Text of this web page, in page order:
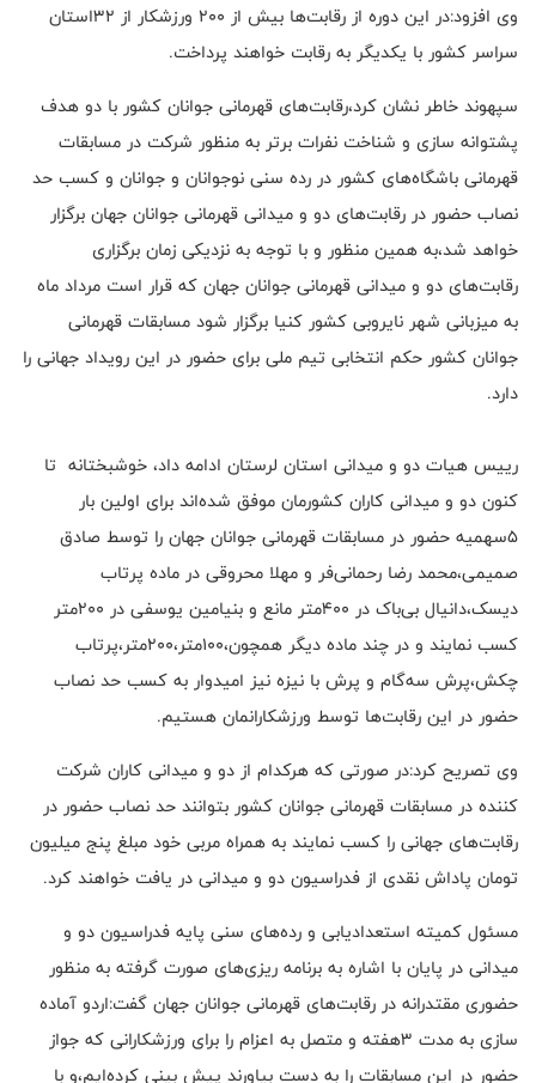
وی افزود:در این دوره از رقابت‌ها بیش از ۲۰۰ ورزشکار از ۳۲استان
سراسر کشور با یکدیگر به رقابت خواهند پرداخت.
سپهوند خاطر نشان کرد،رقابت‌های قهرمانی جوانان کشور با دو هدف
پشتوانه سازی و شناخت نفرات برتر به منظور شرکت در مسابقات
قهرمانی باشگاه‌های کشور در رده سنی نوجوانان و جوانان و کسب حد
نصاب حضور در رقابت‌های دو و میدانی قهرمانی جوانان جهان برگزار
خواهد شد،به همین منظور و با توجه به نزدیکی زمان برگزاری
رقابت‌های دو و میدانی قهرمانی جوانان جهان که قرار است مرداد ماه
به میزبانی شهر نایروبی کشور کنیا برگزار شود مسابقات قهرمانی
جوانان کشور حکم انتخابی تیم ملی برای حضور در این رویداد جهانی را
دارد.
رییس هیات دو و میدانی استان لرستان ادامه داد، خوشبختانه تا
کنون دو و میدانی کاران کشورمان موفق شده‌اند برای اولین بار
۵سهمیه حضور در مسابقات قهرمانی جوانان جهان را توسط صادق
صمیمی،محمد رضا رحمانی‌فر و مهلا محروقی در ماده پرتاب
دیسک،دانیال بی‌باک در ۴۰۰متر مانع و بنیامین یوسفی در ۲۰۰متر
کسب نمایند و در چند ماده دیگر همچون،۱۰۰متر،۲۰۰متر،پرتاب
چکش،پرش سه‌گام و پرش با نیزه نیز امیدوار به کسب حد نصاب
حضور در این رقابت‌ها توسط ورزشکارانمان هستیم.
وی تصریح کرد:در صورتی که هرکدام از دو و میدانی کاران شرکت
کننده در مسابقات قهرمانی جوانان کشور بتوانند حد نصاب حضور در
رقابت‌های جهانی را کسب نمایند به همراه مربی خود مبلغ پنج میلیون
تومان پاداش نقدی از فدراسیون دو و میدانی در یافت خواهند کرد.
مسئول کمیته استعدادیابی و رده‌های سنی پایه فدراسیون دو و
میدانی در پایان با اشاره به برنامه ریزی‌های صورت گرفته به منظور
حضوری مقتدرانه در رقابت‌های قهرمانی جوانان جهان گفت:اردو آماده
سازی به مدت ۳هفته و متصل به اعزام را برای ورزشکارانی که جواز
حضور در این مسابقات را به دست بیاورند پیش بینی کرده‌ایم،و با